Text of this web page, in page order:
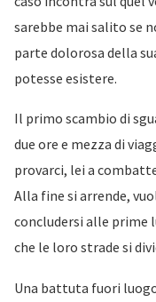
sarebbe mai salito se
parte dolorosa della
potesse esistere.
Il primo scambio di
due ore e mezza di
provarci, lei a
Alla fine si arrende,
concludersi alle prime
che le loro strade si
Una battuta fuori